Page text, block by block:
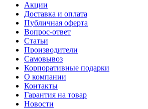
Акции
Доставка и оплата
Публичная оферта
Вопрос-ответ
Статьи
Производители
Самовывоз
Корпоративные подарки
О компании
Контакты
Гарантия на товар
Новости